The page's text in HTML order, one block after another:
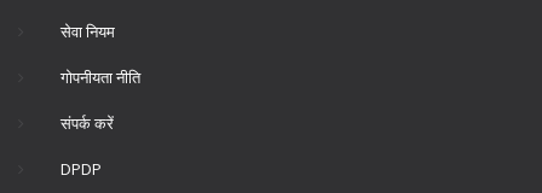
सेवा नियम
गोपनीयता नीति
संपर्क करें
DPDP